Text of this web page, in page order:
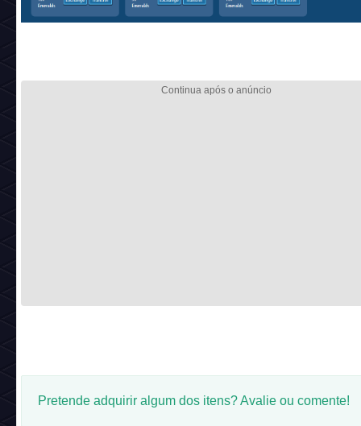
Pretende adquirir algum dos itens? Avalie ou comente!